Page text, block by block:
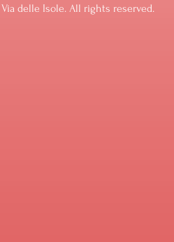
delle Isole. All rights reserved.